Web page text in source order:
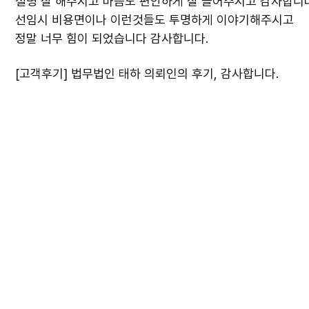
선임시 비용면이나 이런것들도 투명하게 이야기해주시고
정말 너무 힘이 되었습니다 감사합니다.
[고객후기] 법무법인 태하 의뢰인의 후기, 감사합니다.